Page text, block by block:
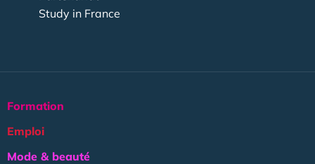
Study in France
Formation
Emploi
Mode & beauté